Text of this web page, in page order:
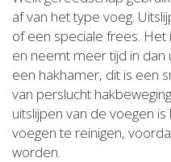
af van het type voeg.
of een speciale frees.
en neemt meer tijd in dan
een hakhamer, dit is een
van perslucht
uitslijpen van de voegen
voegen te reinigen,
worden.